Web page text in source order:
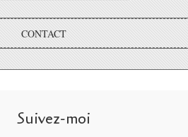
CONTACT
Suivez-moi